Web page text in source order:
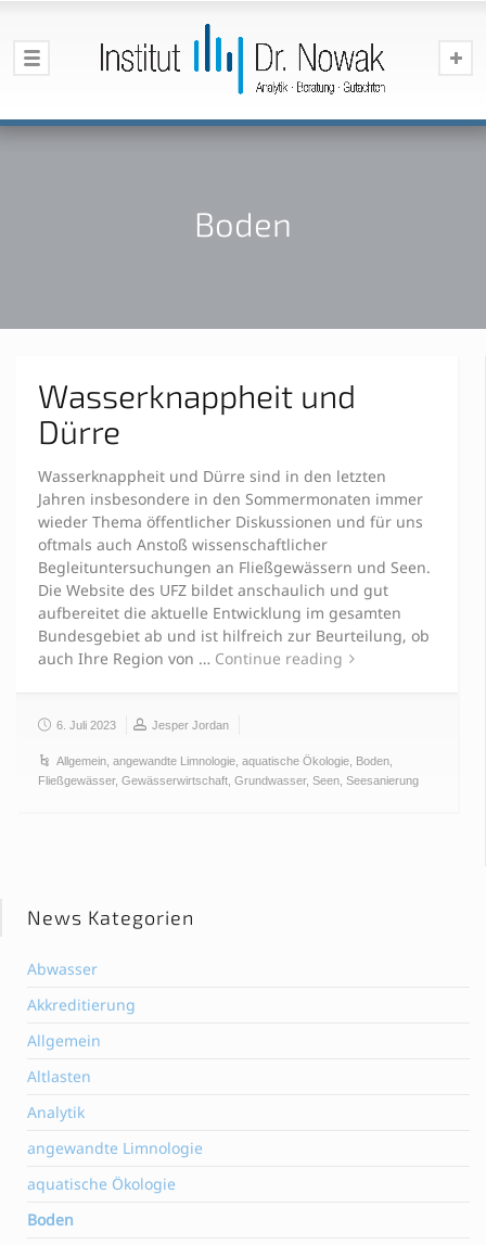
Boden
Wasserknappheit und
Dürre
Wasserknappheit und Dürre sind in den letzten
Jahren insbesondere in den Sommermonaten immer
wieder Thema öffentlicher Diskussionen und für uns
oftmals auch Anstoß wissenschaftlicher
Begleituntersuchungen an Fließgewässern und Seen.
Die Website des UFZ bildet anschaulich und gut
aufbereitet die aktuelle Entwicklung im gesamten
Bundesgebiet ab und ist hilfreich zur Beurteilung, ob
auch Ihre Region von … Continue reading
6. Juli 2023 Jesper Jordan
Allgemein angewandte Limnologie aquatische Ökologie Boden
Fließgewässer, Gewässerwirtschaft Grundwasser, Seen Seesanierung
News Kategorien
Abwasser
Akkreditierung
Allgemein
Altlasten
Analytik
angewandte Limnologie
aquatische Ökologie
Boden